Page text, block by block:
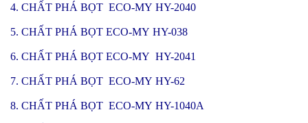
4. CHẤT PHÁ BỌT ECO-MY HY-2040
5. CHẤT PHÁ BỌT ECO-MY HY-038
6. CHẤT PHÁ BỌT ECO-MY HY-2041
7. CHẤT PHÁ BỌT ECO-MY HY-62
8. CHẤT PHÁ BỌT ECO-MY HY-1040A